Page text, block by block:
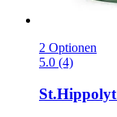
2 Optionen
5.0 (4)
St.Hippolyt